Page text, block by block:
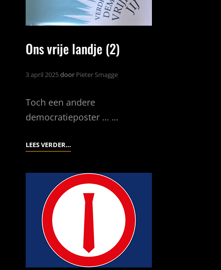
Ons vrije landje (2)
3 april 2025door Pieter Smagge
Toch een andere
democratieposter … …
LEES VERDER…ONS